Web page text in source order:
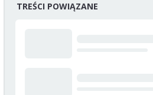
TREŚCI POWIĄZANE